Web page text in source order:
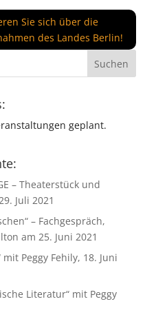
Sie sich über die
des Landes Berlin!
geplant.
– Theaterstück und
Juli 2021
– Fachgespräch,
am 25. Juni 2021
Peggy Fehily, 18. Juni
Literatur“ mit Peggy